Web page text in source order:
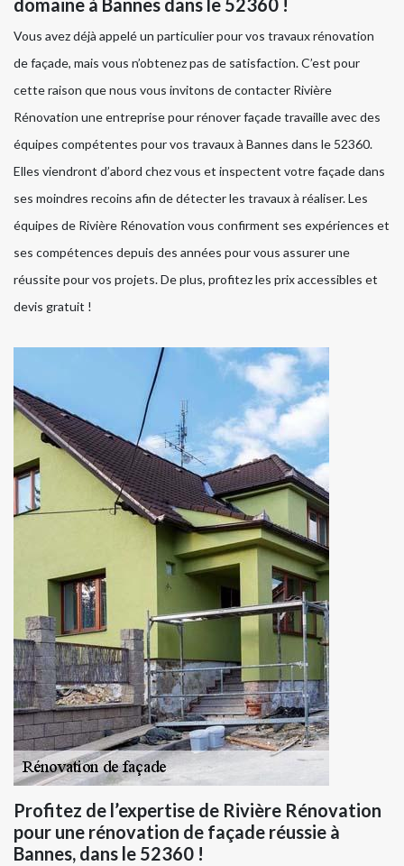
domaine à Bannes dans le 52360 !
Vous avez déjà appelé un particulier pour vos travaux rénovation
de façade, mais vous n’obtenez pas de satisfaction. C’est pour
cette raison que nous vous invitons de contacter Rivière
Rénovation une entreprise pour rénover façade travaille avec des
équipes compétentes pour vos travaux à Bannes dans le 52360.
Elles viendront d’abord chez vous et inspectent votre façade dans
ses moindres recoins afin de détecter les travaux à réaliser. Les
équipes de Rivière Rénovation vous confirment ses expériences et
ses compétences depuis des années pour vous assurer une
réussite pour vos projets. De plus, profitez les prix accessibles et
devis gratuit !
Profitez de l’expertise de Rivière Rénovation
pour une rénovation de façade réussie à
Bannes, dans le 52360 !